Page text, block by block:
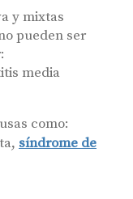
y mixtas
pueden ser
media
como:
síndrome de